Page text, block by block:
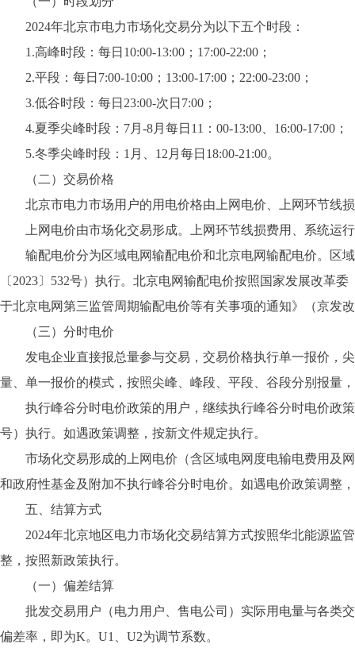
2024年北京市电力市场化交易分为以下五个时段：
1.高峰时段：每日10:00-13:00；17:00-22:00；
2.平段：每日7:00-10:00；13:00-17:00；22:00-23:00；
3.低谷时段：每日23:00-次日7:00；
4.夏季尖峰时段：7月-8月每日11：00-13:00、16:00-17:00；
5.冬季尖峰时段：1月、12月每日18:00-21:00。
（二）交易价格
北京市电力市场用户的用电价格由上网电价、上网环节线
上网电价由市场化交易形成。上网环节线损费用、系统运行
输配电价分为区域电网输配电价和北京电网输配电价。区域
〔2023〕532号）执行。北京电网输配电价按照国家发展改革
于北京电网第三监管周期输配电价等有关事项的通知》（京发
（三）分时电价
发电企业直接报总量参与交易，交易价格执行单一报价，尖
量、单一报价的模式，按照尖峰、峰段、平段、谷段分别报量
执行峰谷分时电价政策的用户，继续执行峰谷分时电价政策
号）执行。如遇政策调整，按新文件规定执行。
市场化交易形成的上网电价（含区域电网度电输电费用及网
和政府性基金及附加不执行峰谷分时电价。如遇电价政策调整
五、结算方式
2024年北京地区电力市场化交易结算方式按照华北能源监
整，按照新政策执行。
（一）偏差结算
批发交易用户（电力用户、售电公司）实际用电量与各类交
偏差率，即为K。U1、U2为调节系数。